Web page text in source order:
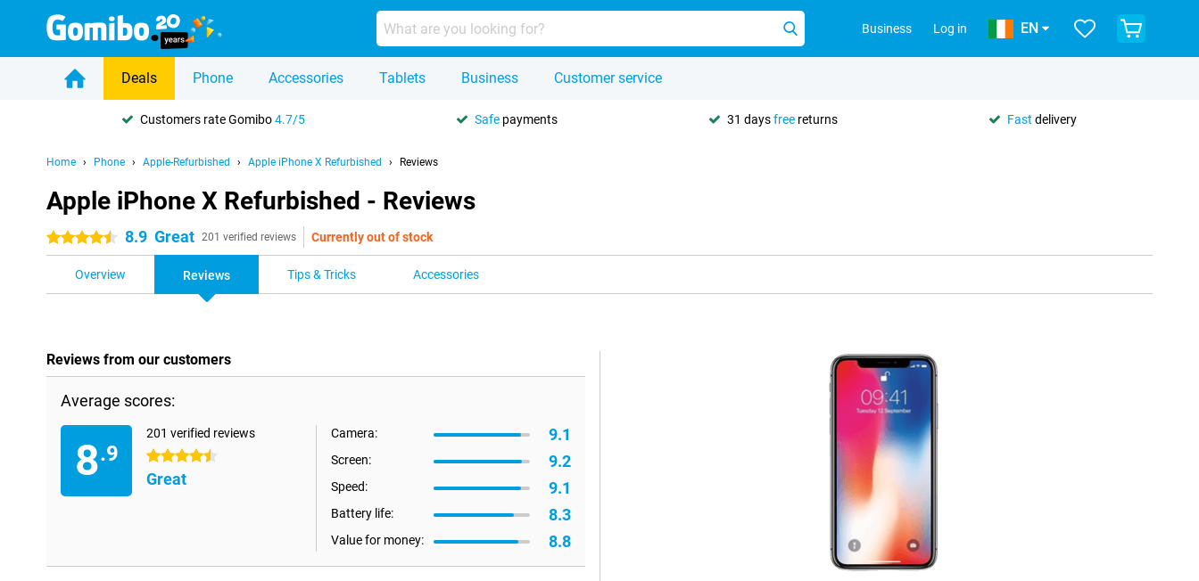
Business Log in EN
Deals Phone Accessories Tablets Business Customer service
Customers rate Gomibo4.7/5 Safe payments 31 daysfree returns Fast delivery
Home Phone Apple-Refurbished Apple iPhone X Refurbished Reviews
Apple iPhone X Refurbished - Reviews
4.5 stars 8.9 Great 201 verified reviews Currently out of stock
Overview Reviews Tips & Tricks Accessories
Reviews from our customers
Average scores:
8.9
201 verified reviews
4.5 stars
Great
Camera: 9.1
Screen: 9.2
Speed: 9.1
Battery life: 8.3
Value for money: 8.8